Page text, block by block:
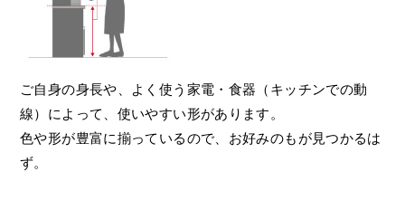
ご自身の身長や、よく使う家電・食器（キッチンでの動
線）によって、使いやすい形があります。
色や形が豊富に揃っているので、お好みのもが見つかるは
ず。